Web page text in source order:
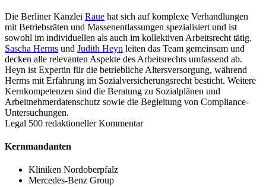
Die Berliner Kanzlei Raue hat sich auf komplexe Verhandlungen
mit Betriebsräten und Massenentlassungen spezialisiert und ist
sowohl im individuellen als auch im kollektiven Arbeitsrecht tätig.
Sascha Herms und Judith Heyn leiten das Team gemeinsam und
decken alle relevanten Aspekte des Arbeitsrechts umfassend ab.
Heyn ist Expertin für die betriebliche Altersversorgung, während
Herms mit Erfahrung im Sozialversicherungsrecht besticht. Weitere
Kernkompetenzen sind die Beratung zu Sozialplänen und
Arbeitnehmerdatenschutz sowie die Begleitung von Compliance-
Untersuchungen.
Legal 500 redaktioneller Kommentar
Kernmandanten
Kliniken Nordoberpfalz
Mercedes-Benz Group